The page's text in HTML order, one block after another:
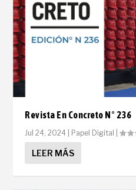
Revista En Concreto N° 236
Jul 24, 2024 Papel Digital |
LEER MÁS